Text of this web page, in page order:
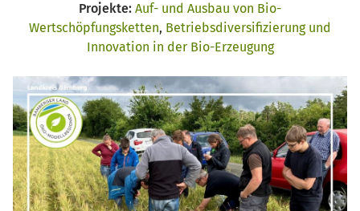
Projekte: Auf- und Ausbau von Bio-
Wertschöpfungsketten, Betriebsdiversifizierung und
Innovation in der Bio-Erzeugung